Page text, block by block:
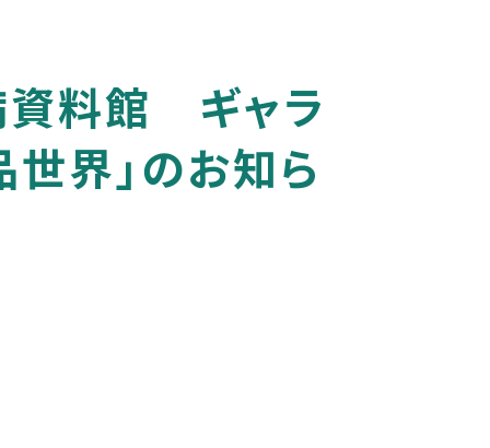
資料館 ギャラ
界」のお知ら